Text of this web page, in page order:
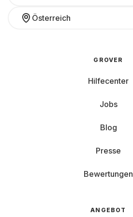
Österreich
GROVER
Hilfecenter
Jobs
Blog
Presse
Bewertungen
ANGEBOT